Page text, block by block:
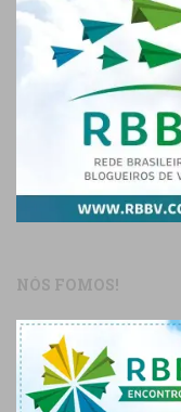
NÓS FOMOS!